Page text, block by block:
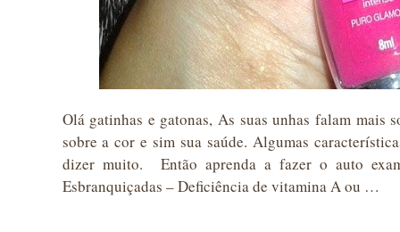
Olá gatinhas e gatonas, As suas unhas falam mais
sobre a cor e sim sua saúde. Algumas
dizer muito. Então aprenda a fazer o auto
Esbranquiçadas – Deficiência de vitamina A ou …